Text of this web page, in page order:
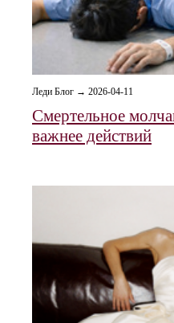
Леди Блог → 2026-04-11
Смертельное
важнее действий